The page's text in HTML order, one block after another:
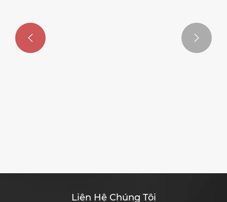
 
Liên Hệ Chúng Tôi